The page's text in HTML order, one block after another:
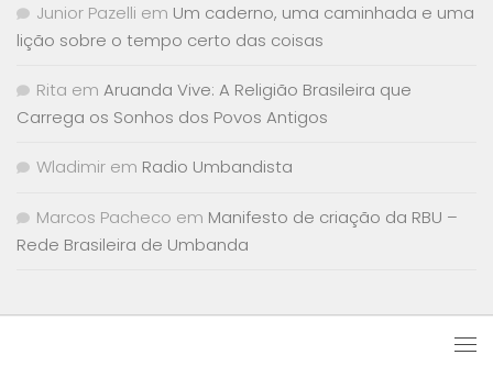
Junior Pazelli em Um caderno, uma caminhada e uma
lição sobre o tempo certo das coisas
Rita em Aruanda Vive: A Religião Brasileira que
Carrega os Sonhos dos Povos Antigos
Wladimir em Radio Umbandista
Marcos Pacheco em Manifesto de criação da RBU –
Rede Brasileira de Umbanda